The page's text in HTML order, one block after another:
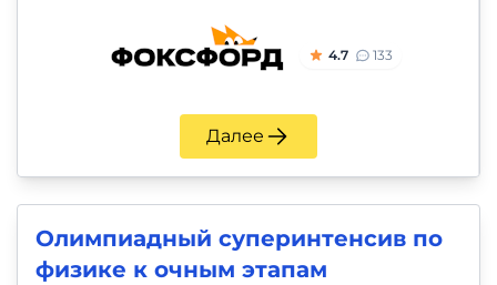
4.7 133
Далее
Олимпиадный суперинтенсив по
физике к очным этапам